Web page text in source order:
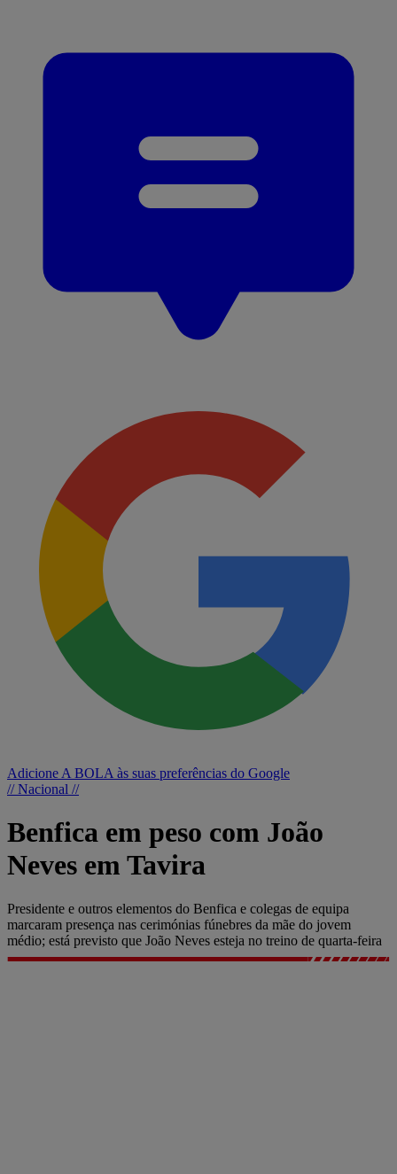
Adicione A BOLA às suas preferências do Google
// Nacional //
Benfica em peso com João
Neves em Tavira
Presidente e outros elementos do Benfica e colegas de equipa
marcaram presença nas cerimónias fúnebres da mãe do jovem
médio; está previsto que João Neves esteja no treino de quarta-feira